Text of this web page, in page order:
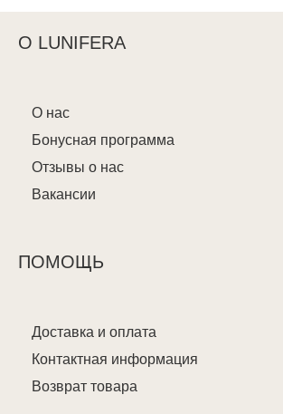
О LUNIFERA
О нас
Бонусная программа
Отзывы о нас
Вакансии
ПОМОЩЬ
Доставка и оплата
Контактная информация
Возврат товара